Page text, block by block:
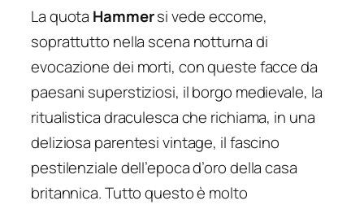
La quota Hammersi vede eccome,
soprattutto nella scena notturna di
evocazione dei morti, con queste facce da
paesani superstiziosi, il borgo medievale, la
ritualistica draculesca che richiama, in una
deliziosa parentesi vintage, il fascino
pestilenziale dell’epoca d’oro della casa
britannica. Tutto questo è molto